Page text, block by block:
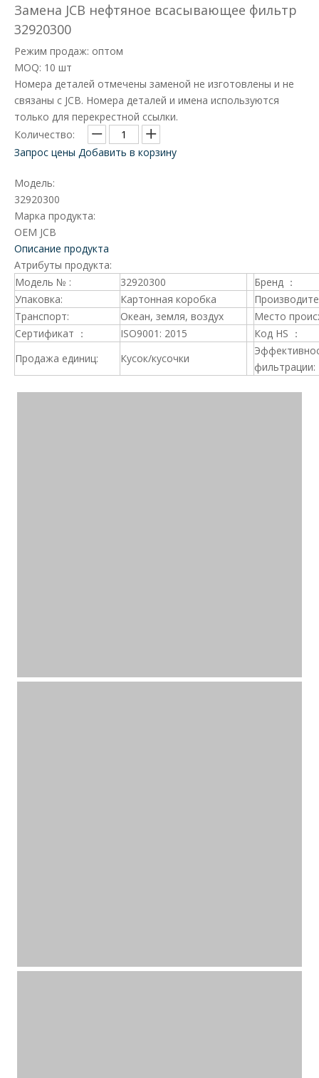
Замена JCB нефтяное всасывающее фильтр
32920300
Режим продаж: оптом
MOQ: 10 шт
Номера деталей отмечены заменой не изготовлены и не
связаны с JCB. Номера деталей и имена используются
только для перекрестной ссылки.
Количество:
Запрос цены Добавить в корзину
Модель:
32920300
Марка продукта:
OEM JCB
Описание продукта
Атрибуты продукта:
Модель № :
32920300
Бренд ：
Упаковка:
Картонная коробка
Транспорт:
Океан, земля, воздух
Место
Сертификат ：
ISO9001: 2015
Код HS ：
Продажа единиц:
Кусок/кусочки
фильтрации: